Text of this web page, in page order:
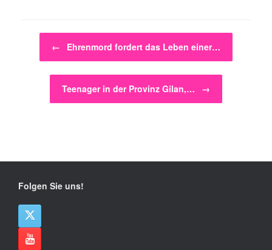
Beitragsnavigation
← Ehrenmord fordert das Leben einer…
Teenager in der Provinz Gilan,… →
Folgen Sie uns!